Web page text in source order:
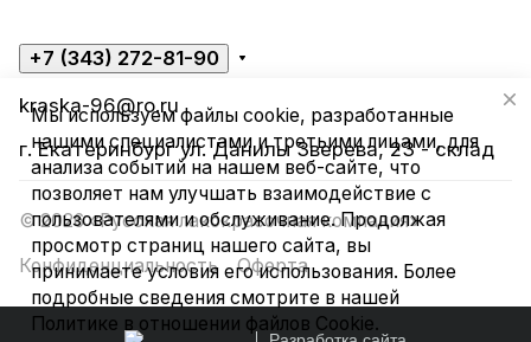
+7 (343) 272-81-90
kraska-96@ro.ru
г. Екатеринбург ул. Данилы Зверева, 23 - склад
© 2026 «Русская лакокрасочная компания»
Конфиденциальность
Оферта
Мы используем файлы cookie, разработанные
нашими специалистами и третьими лицами, для
анализа событий на нашем веб-сайте, что
позволяет нам улучшать взаимодействие с
пользователями и обслуживание. Продолжая
просмотр страниц нашего сайта, вы
принимаете условия его использования. Более
подробные сведения смотрите в нашей
Политике в отношении файлов Cookie.